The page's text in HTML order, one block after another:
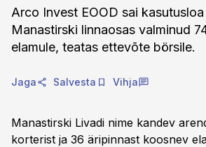
Arco Invest EOOD sai
Manastirski linnaosas valminud
elamule, teatas ettevõte börsile.
Jaga Salvesta Vihja
Manastirski Livadi nime kandev
korterist ja 36 äripinnast koosnev